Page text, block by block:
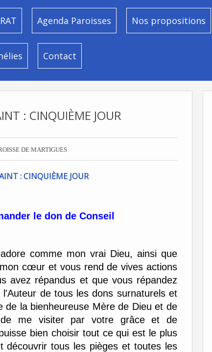
Agenda Paroisses Nos propositions
Contact
: CINQUIÈME JOUR
DE MARTIGUES
le don de Conseil
comme mon vrai Dieu, ainsi que
cœur et vous rend de vives actions
avez répandus et que vous répandez
de tous les dons surnaturels et
la bienheureuse Mère de Dieu et de
me visiter par votre grâce et de
bien choisir tout ce qui est le plus
découvrir tous les pièges et toutes les